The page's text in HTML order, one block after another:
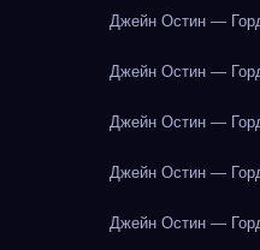
Джейн Остин —
Джейн Остин —
Джейн Остин —
Джейн Остин —
Джейн Остин —